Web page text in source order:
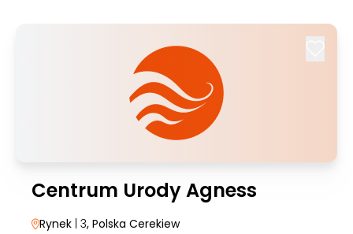
Centrum Urody Agness
Rynek | 3, Polska Cerekiew